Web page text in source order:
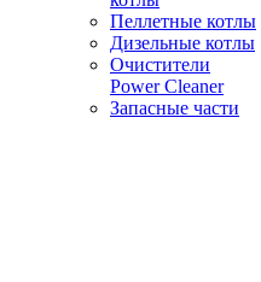
Пеллетные котлы
Дизельные котлы
Очистители
Power Cleaner
Запасные части